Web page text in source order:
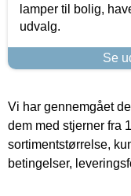
lamper til bolig,
udvalg.
Se
Vi har gennemgået
dem med stjerner fra
sortimentstørrelse,
betingelser,